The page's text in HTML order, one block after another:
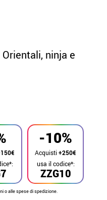
ninja e
-10%
Acquisti+250€
ZZG10
usa il codice*:
o alle spese di spedizione.